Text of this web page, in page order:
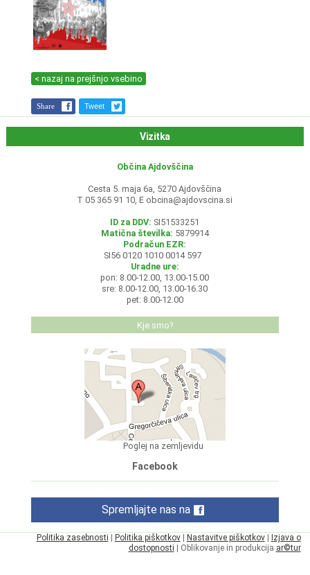
< nazaj na prejšnjo vsebino
Share Tweet
Vizitka
Občina Ajdovščina
Cesta 5. maja 6a, 5270 Ajdovščina
T 05 365 91 10, E obcina@ajdovscina.si
ID za DDV: SI51533251
Matična številka: 5879914
Podračun EZR:
SI56 0120 1010 0014 597
Uradne ure:
pon: 8.00-12.00, 13.00-15.00
sre: 8.00-12.00, 13.00-16.30
pet: 8.00-12.00
Kje smo?
Poglej na zemljevidu
Facebook
Spremljajte nas na
Politika zasebnosti Politika piškotkov| Nastavitve piškotkov|
Izjava o
dostopnosti | Oblikovanje in produkcija ar©tur